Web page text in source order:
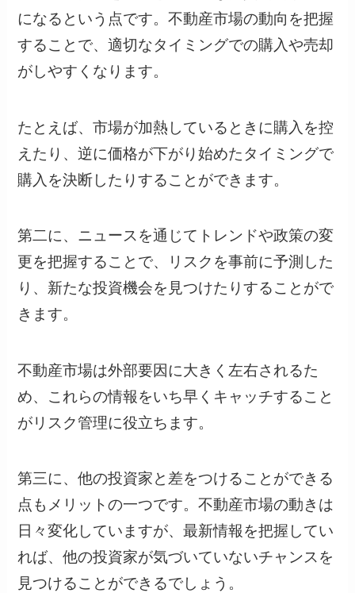
になるという点です。不動産市場の動向を把握
することで、適切なタイミングでの購入や売却
がしやすくなります。
たとえば、市場が加熱しているときに購入を控
えたり、逆に価格が下がり始めたタイミングで
購入を決断したりすることができます。
第二に、ニュースを通じてトレンドや政策の変
更を把握することで、リスクを事前に予測した
り、新たな投資機会を見つけたりすることがで
きます。
不動産市場は外部要因に大きく左右されるた
め、これらの情報をいち早くキャッチすること
がリスク管理に役立ちます。
第三に、他の投資家と差をつけることができる
点もメリットの一つです。不動産市場の動きは
日々変化していますが、最新情報を把握してい
れば、他の投資家が気づいていないチャンスを
見つけることができるでしょう。